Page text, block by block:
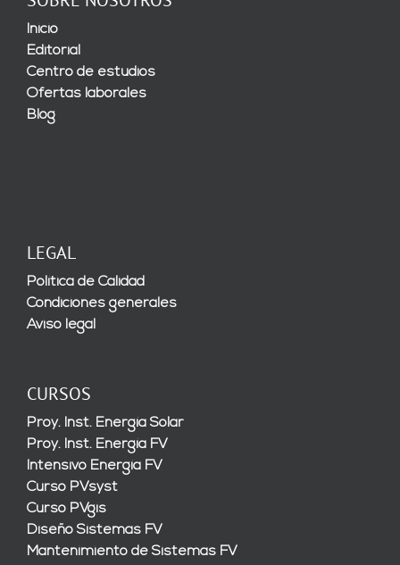
Inicio
Editorial
Centro de estudios
Ofertas laborales
Blog
LEGAL
Política de Calidad
Condiciones generales
Aviso legal
CURSOS
Proy. Inst. Energía Solar
Proy. Inst. Energía FV
Intensivo Energía FV
Curso PVsyst
Curso PVgis
Diseño Sistemas FV
Mantenimiento de Sistemas FV